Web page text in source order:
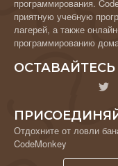
программирования.
приятную учебную
лагерей, а также
программированию
Отдохните от ловли
CodeMonkey